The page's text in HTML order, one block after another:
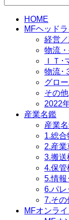
HOME
MFヘッド
経営
物流
ＩＴ･
物流･
グロ
その他
2022
産業名鑑
産業
1.総合
2.産
3.搬送
4.保管
5.情報
6.パレ
7.その
MFオンラ